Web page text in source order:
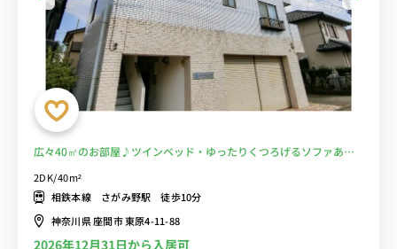
広々40㎡のお部屋♪ツインベッド・ゆったりくつろげるソファあ
線 さがみ野駅 徒歩10分。■選べるWi-Fi格安レンタル中！
2DK/40m²
相鉄本線 さがみ野駅 徒歩10分
神奈川県 座間市 東原4-11-88
2026年12月31日から入居可